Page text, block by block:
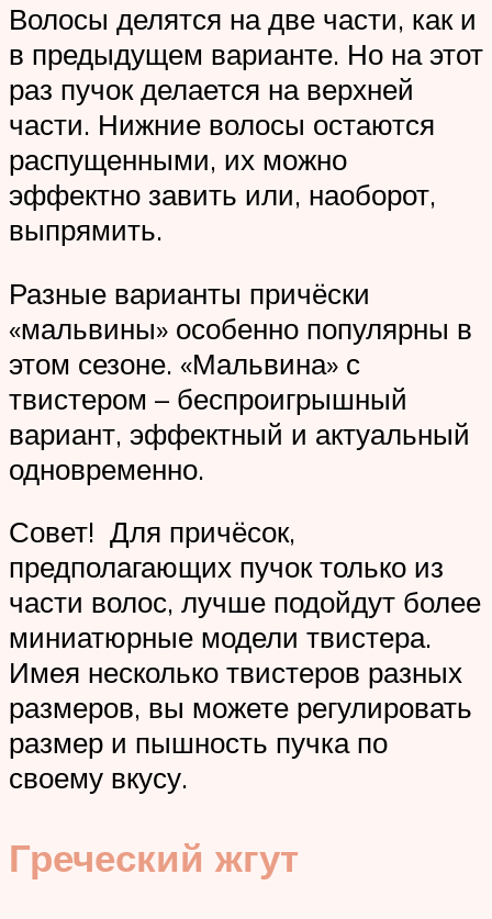
Волосы делятся на две части, как и
в предыдущем варианте. Но на этот
раз пучок делается на верхней
части. Нижние волосы остаются
распущенными, их можно
эффектно завить или, наоборот,
выпрямить.
Разные варианты причёски
«мальвины» особенно популярны в
этом сезоне. «Мальвина» с
твистером – беспроигрышный
вариант, эффектный и актуальный
одновременно.
Совет! Для причёсок,
предполагающих пучок только из
части волос, лучше подойдут более
миниатюрные модели твистера.
Имея несколько твистеров разных
размеров, вы можете регулировать
размер и пышность пучка по
своему вкусу.
Греческий жгут